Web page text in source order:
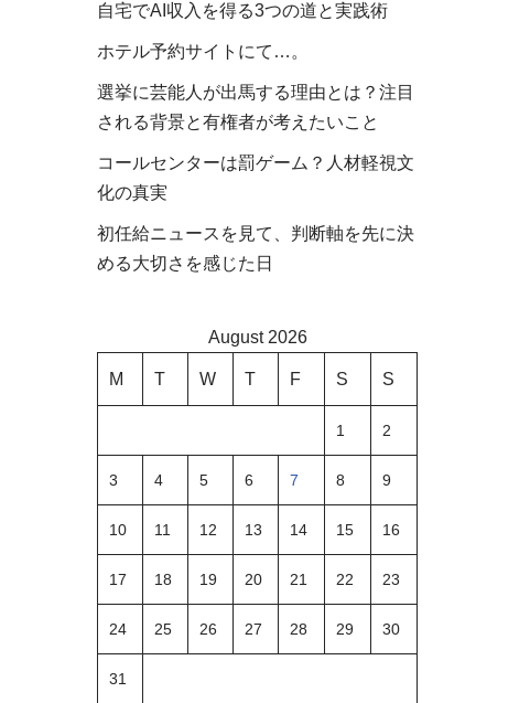
自宅でAI収入を得る3つの道と実践術
ホテル予約サイトにて…。
選挙に芸能人が出馬する理由とは？注目
される背景と有権者が考えたいこと
コールセンターは罰ゲーム？人材軽視文
化の真実
初任給ニュースを見て、判断軸を先に決
める大切さを感じた日
August 2026
M T W T F S S
1 2
3 4 5 6 7 8 9
10 11 12 13 14 15 16
17 18 19 20 21 22 23
24 25 26 27 28 29 30
31